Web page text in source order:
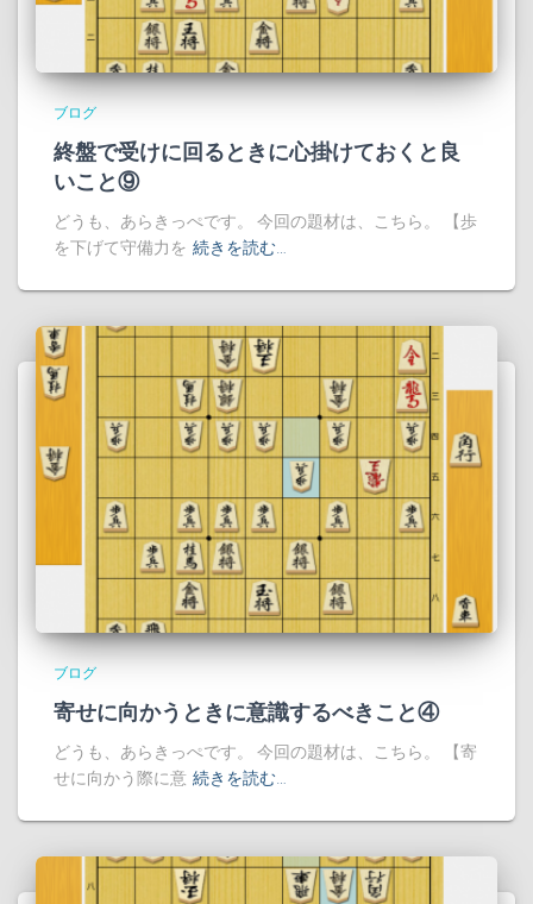
ブログ
終盤で受けに回るときに心掛けておくと良
いこと⑨
どうも、あらきっぺです。 今回の題材は、こちら。 【歩
を下げて守備力を 続きを読む…
ブログ
寄せに向かうときに意識するべきこと④
どうも、あらきっぺです。 今回の題材は、こちら。 【寄
せに向かう際に意 続きを読む…